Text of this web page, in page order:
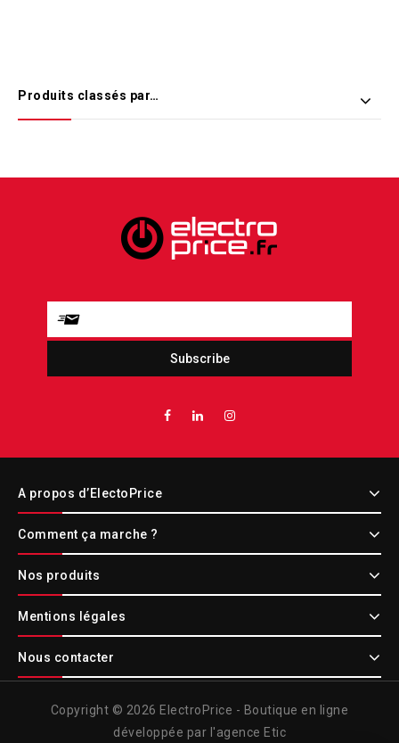
Produits classés par…
A propos d’ElectoPrice
Comment ça marche ?
Nos produits
Mentions légales
Nous contacter
Copyright © 2026 ElectroPrice - Boutique en ligne
développée par l'agence Etic